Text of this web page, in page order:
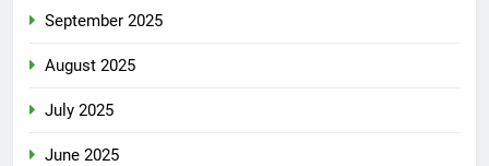
September 2025
August 2025
July 2025
June 2025